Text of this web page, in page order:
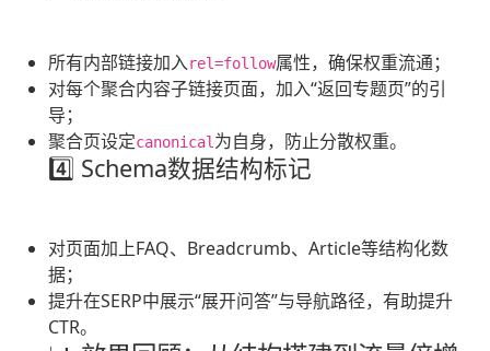
所有内部链接加入rel=follow属性，确保权重流通；
对每个聚合内容子链接页面，加入“返回专题页”的引
导；
聚合页设定canonical为自身，防止分散权重。
4️⃣ Schema数据结构标记
对页面加上FAQ、Breadcrumb、Article等结构化数
据；
提升在SERP中展示“展开问答”与导航路径，有助提升
CTR。